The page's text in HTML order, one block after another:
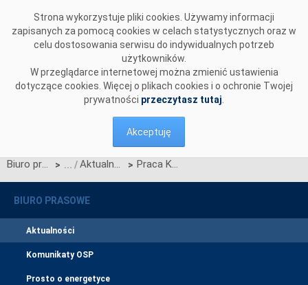
Strona wykorzystuje pliki cookies. Używamy informacji
zapisanych za pomocą cookies w celach statystycznych oraz w
celu dostosowania serwisu do indywidualnych potrzeb
użytkowników.
W przeglądarce internetowej można zmienić ustawienia
dotyczące cookies. Więcej o plikach cookies i o ochronie Twojej
prywatności przeczytasz tutaj
Akceptuję
Biuro prasowe > Aktualności > Praca KSE w okresie upałów
BIURO PRASOWE
Aktualności
Komunikaty OSP
Prosto o energetyce